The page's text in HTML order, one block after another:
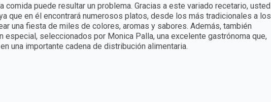
comida puede resultar un problema. Gracias a este variado recetario, usted
que en él encontrará numerosos platos, desde los más tradicionales a los
una fiesta de miles de colores, aromas y sabores. Además, también
especial, seleccionados por Monica Palla, una excelente gastrónoma que,
una importante cadena de distribución alimentaria.